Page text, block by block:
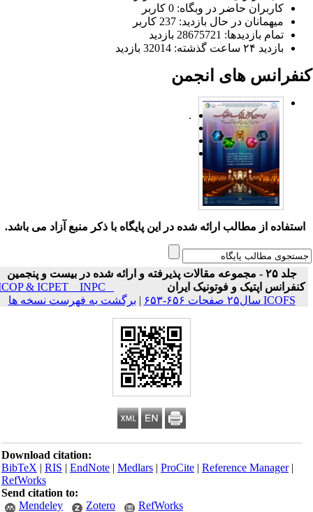
کاربران حاضر در وبگاه: 0 کاربر
میهمانان در حال بازدید: 237 کاربر
تمام بازدید‌ها: 28675721 بازدید
بازدید ۲۴ ساعت گذشته: 32014 بازدید
های انجمن
.
استفاده از مطالب ارائه شده در این پایگاه با ذکر منبع آزاد می باشد.
جلد ۲۵ - مجموعه مقالات پذیرفته و ارائه شده در بیست و پنجمین
کنفرانس اپتیک و فوتونیک ایران
ICOP & ICPET _ INPC _
ICOFS سال۲۵ صفحات ۶۵۶-۶۵۳
| برگشت به فهرست نسخه ها
Download citation:
BibTeX|RIS|EndNote|Medlars|ProCite|Reference Manager
RefWorks
Send citation to:
Mendeley
Zotero RefWorks